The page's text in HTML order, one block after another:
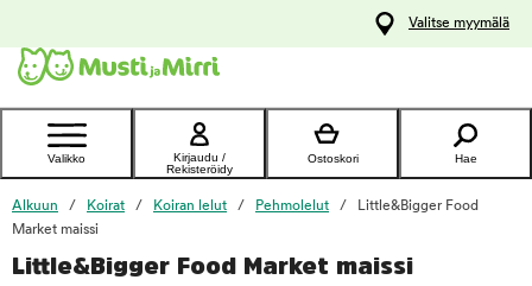
Ota yhteyttä
asiakaspalveluun
Valitse myymälä
Valikko
Kirjaudu /
Rekisteröidy
Ostoskori Hae
Alkuun Koirat Koiran lelut Pehmolelut
Little&Bigger Food
Market maissi
Little&Bigger Food Market maissi
foo